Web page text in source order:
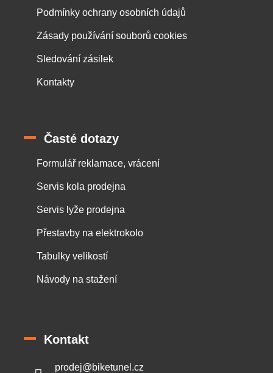
Podmínky ochrany osobních údajů
Zásady používání souborů cookies
Sledování zásilek
Kontakty
Časté dotazy
Formulář reklamace, vrácení
Servis kola prodejna
Servis lyže prodejna
Přestavby na elektrokolo
Tabulky velikostí
Návody na stažení
Kontakt
prodej@biketunel.cz